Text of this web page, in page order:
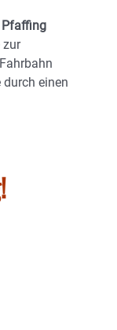
Pfaffing
zur
einen